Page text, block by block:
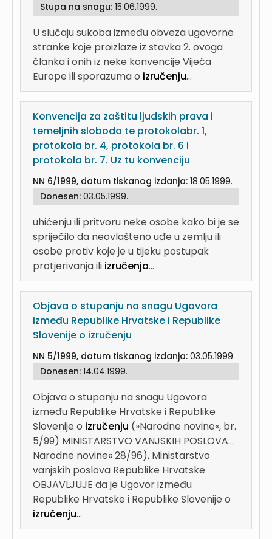
Stupa na snagu: 15.06.1999.
U slučaju sukoba između obveza ugovorne
stranke koje proizlaze iz stavka 2. ovoga
članka i onih iz neke konvencije Vijeća
Europe ili sporazuma o izručenju...
Konvencija za zaštitu ljudskih prava i
temeljnih sloboda te protokolabr. 1,
protokola br. 4, protokola br. 6 i
protokola br. 7. Uz tu konvenciju
NN 6/1999, datum tiskanog izdanja: 18.05.1999.
Donesen: 03.05.1999.
uhićenju ili pritvoru neke osobe kako bi je se
spriječilo da neovlašteno uđe u zemlju ili
osobe protiv koje je u tijeku postupak
protjerivanja ili izručenja...
Objava o stupanju na snagu Ugovora
između Republike Hrvatske i Republike
Slovenije o izručenju
NN 5/1999, datum tiskanog izdanja: 03.05.1999.
Donesen: 14.04.1999.
Objava o stupanju na snagu Ugovora
između Republike Hrvatske i Republike
Slovenije o izručenju (»Narodne novine«, br.
5/99) MINISTARSTVO VANJSKIH POSLOVA...
Narodne novine« 28/96), Ministarstvo
vanjskih poslova Republike Hrvatske
OBJAVLJUJE da je Ugovor između
Republike Hrvatske i Republike Slovenije o
izručenju...